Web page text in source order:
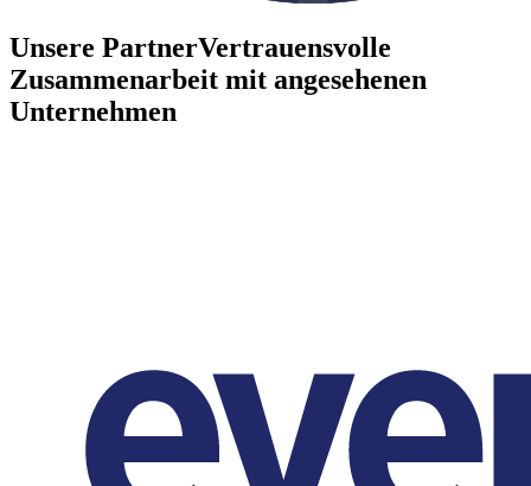
Unsere PartnerVertrauensvolle
Zusammenarbeit mit angesehenen
Unternehmen